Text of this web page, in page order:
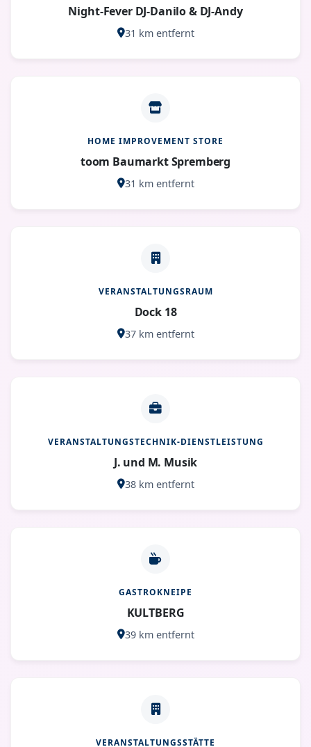
Night-Fever DJ-Danilo & DJ-Andy
31 km entfernt
HOME IMPROVEMENT STORE
toom Baumarkt Spremberg
31 km entfernt
VERANSTALTUNGSRAUM
Dock 18
37 km entfernt
VERANSTALTUNGSTECHNIK-DIENSTLEISTUNG
J. und M. Musik
38 km entfernt
GASTROKNEIPE
KULTBERG
39 km entfernt
VERANSTALTUNGSSTÄTTE